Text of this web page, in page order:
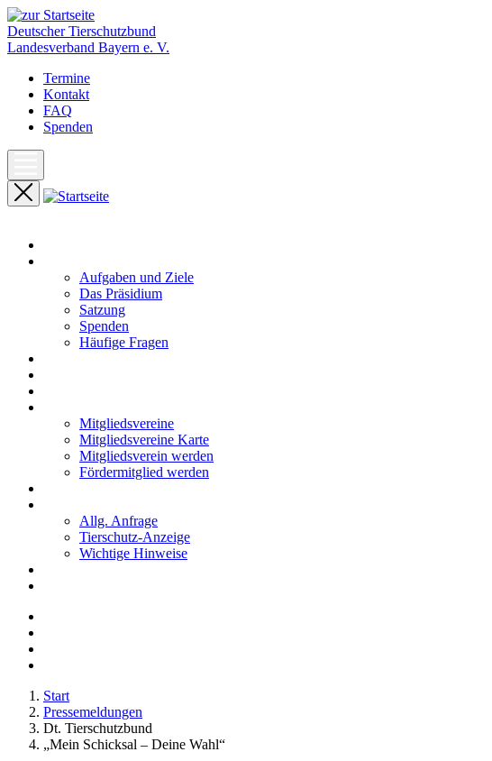
Deutscher Tierschutzbund
Landesverband Bayern e. V.
Termine
Kontakt
FAQ
Spenden
Aufgaben und Ziele
Das Präsidium
Satzung
Spenden
Häufige Fragen
Mitgliedsvereine
Mitgliedsvereine Karte
Mitgliedsverein werden
Fördermitglied werden
Allg. Anfrage
Tierschutz-Anzeige
Wichtige Hinweise
Start
Pressemeldungen
Dt. Tierschutzbund
„Mein Schicksal – Deine Wahl“